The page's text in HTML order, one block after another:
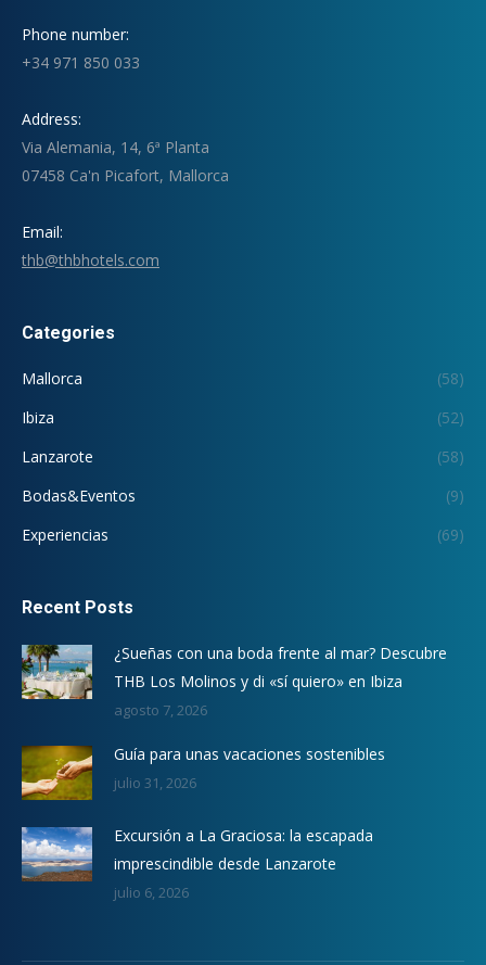
Phone number:
+34 971 850 033
Address:
Via Alemania, 14, 6ª Planta
07458 Ca'n Picafort, Mallorca
Email:
thb@thbhotels.com
Categories
Mallorca
(58)
Ibiza
(52)
Lanzarote
(58)
Bodas&Eventos
(9)
Experiencias
(69)
Recent Posts
¿Sueñas con una boda frente al mar? Descubre
THB Los Molinos y di «sí quiero» en Ibiza
agosto 7, 2026
Guía para unas vacaciones sostenibles
julio 31, 2026
Excursión a La Graciosa: la escapada
imprescindible desde Lanzarote
julio 6, 2026